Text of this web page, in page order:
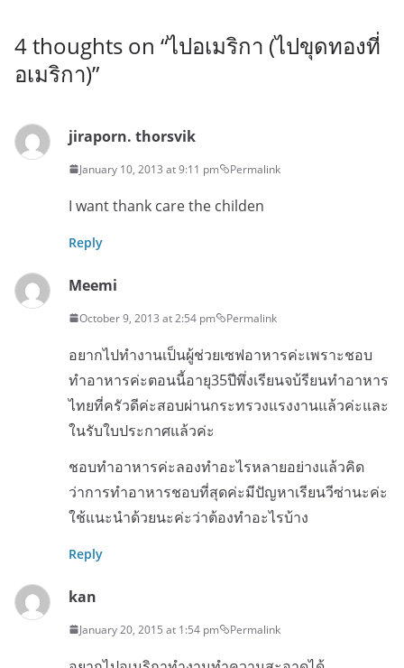
4 thoughts on “ไปอเมริกา (ไปขุดทองที่
อเมริกา)”
jiraporn. thorsvik
January 10, 2013 at 9:11 pm Permalink
I want thank care the childen
Reply
Meemi
October 9, 2013 at 2:54 pm Permalink
อยากไปทำงานเป็นผู้ช่วยเซฟอาหารค่ะเพราะชอบ
ทำอาหารค่ะตอนนี้อายุ35ปีพึ่งเรียนจบ้รียนทำอาหาร
ไทยที่ครัวดีค่ะสอบผ่านกระทรวงแรงงานแล้วค่ะและ
ในรับใบประกาศแล้วค่ะ
ชอบทำอาหารค่ะลองทำอะไรหลายอย่างแล้วคิด
ว่าการทำอาหารชอบที่สุดค่ะมีปัญหาเรียนวีซ่านะค่ะ
ใช้แนะนำด้วยนะค่ะว่าต้องทำอะไรบ้าง
Reply
kan
January 20, 2015 at 1:54 pm Permalink